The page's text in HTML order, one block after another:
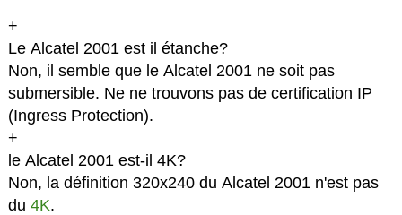
+
Le Alcatel 2001 est il étanche?
Non, il semble que le Alcatel 2001 ne soit pas
submersible. Ne ne trouvons pas de certification IP
(Ingress Protection).
+
le Alcatel 2001 est-il 4K?
Non, la définition 320x240 du Alcatel 2001 n'est pas
du 4K.